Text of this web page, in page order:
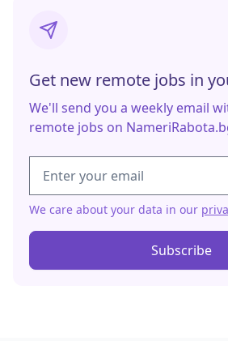
Get new remote jobs in
We'll send you a weekly email
remote jobs on
We care about your data in our
Subscribe